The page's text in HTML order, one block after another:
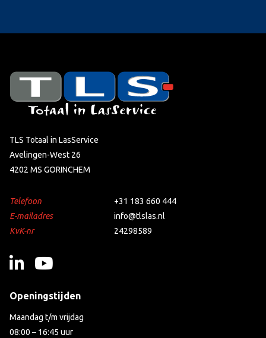
TLS Totaal in LasService
Avelingen-West 26
4202 MS GORINCHEM
Telefoon
+31 183 660 444
E-mailadres
info@tlslas.nl
KvK-nr
24298589
Openingstijden
Maandag t/m vrijdag
08:00 – 16:45 uur